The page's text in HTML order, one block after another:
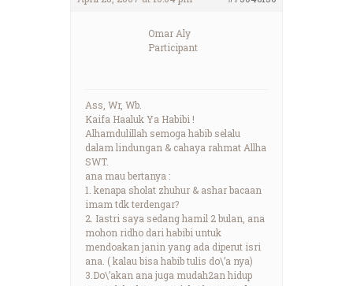
Omar Aly
Participant
Ass, Wr, Wb.
Kaifa Haaluk Ya Habibi !
Alhamdulillah semoga habib selalu
dalam lindungan & cahaya rahmat Allha
SWT.
ana mau bertanya :
1. kenapa sholat zhuhur & ashar bacaan
imam tdk terdengar?
2. Iastri saya sedang hamil 2 bulan, ana
mohon ridho dari habibi untuk
mendoakan janin yang ada diperut isri
ana. ( kalau bisa habib tulis do\’a nya)
3.Do\’akan ana juga mudah2an hidup